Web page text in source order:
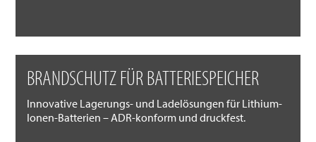
BRANDSCHUTZ FÜR BATTERIESPEICHER
Innovative Lagerungs- und Ladelösungen für Lithium-
Ionen-Batterien – ADR-konform und druckfest.